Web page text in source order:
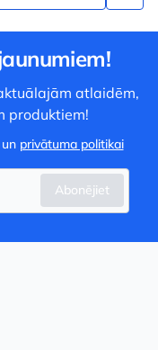
atlaidēm,
produktiem!
privātuma politikai
Abonējiet